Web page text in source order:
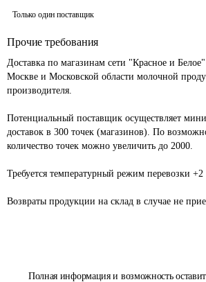
Полная информация и возможность
Только один поставщик
Прочие требования
Доставка по магазинам сети "Красное и
Москве и Московской области молочной
производителя.
Потенциальный поставщик осуществляет
доставок в 300 точек (магазинов). По
количество точек можно увеличить до 2000.
Требуется температурный режим перевозки +2
Возвраты продукции на склад в случае не